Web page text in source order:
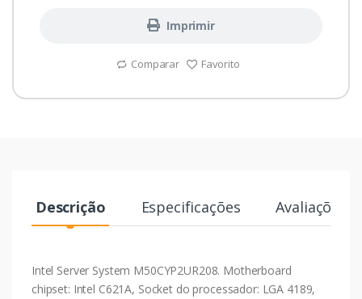
Imprimir
Comparar Favorito
Descrição Especificações Avaliações
Intel Server System M50CYP2UR208. Motherboard
chipset: Intel C621A, Socket do processador: LGA 4189,